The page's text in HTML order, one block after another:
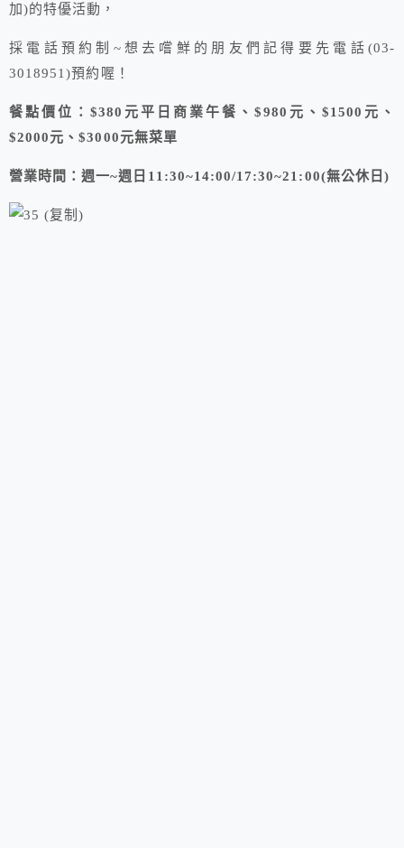
加)的特優活動，
採電話預約制~想去嚐鮮的朋友們記得要先電話(03-
3018951)預約喔！
餐點價位：$380元平日商業午餐、$980元、$1500元、
$2000元、$3000元無菜單
營業時間：週一~週日11:30~14:00/17:30~21:00(無公休日)